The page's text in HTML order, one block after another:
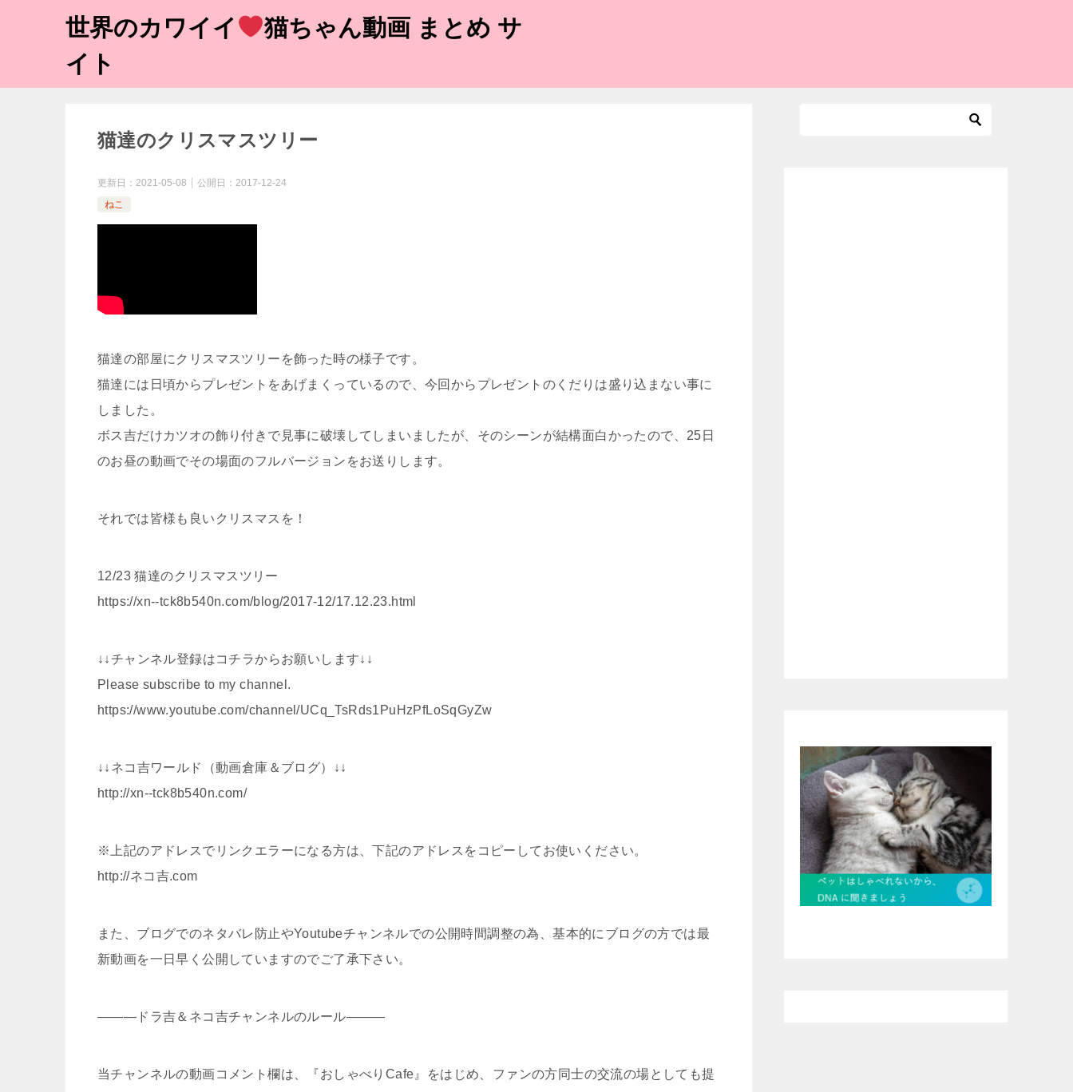
世界のカワイイ
猫ちゃん動画 まとめ サ
イト
猫達のクリスマスツリー
更新日： 2021-05-08 公開日： 2017-12-24
ねこ
猫達の部屋にクリスマスツリーを飾った時の様子です。
猫達には日頃からプレゼントをあげまくっているので、今回からプレゼントのくだりは盛り込まない事に
しました。
ボス吉だけカツオの飾り付きで見事に破壊してしまいましたが、そのシーンが結構面白かったので、25日
のお昼の動画でその場面のフルバージョンをお送りします。
それでは皆様も良いクリスマスを！
12/23 猫達のクリスマスツリー
https://xn--tck8b540n.com/blog/2017-12/17.12.23.html
↓↓チャンネル登録はコチラからお願いします↓↓
Please subscribe to my channel.
https://www.youtube.com/channel/UCq_TsRds1PuHzPfLoSqGyZw
↓↓ネコ吉ワールド（動画倉庫＆ブログ）↓↓
http://xn--tck8b540n.com/
※上記のアドレスでリンクエラーになる方は、下記のアドレスをコピーしてお使いください。
http://ネコ吉.com
また、ブログでのネタバレ防止やYoutubeチャンネルでの公開時間調整の為、基本的にブログの方では最
新動画を一日早く公開していますのでご了承下さい。
―――ドラ吉＆ネコ吉チャンネルのルール―――
当チャンネルの動画コメント欄は、『おしゃべりCafe』をはじめ、ファンの方同士の交流の場としても提